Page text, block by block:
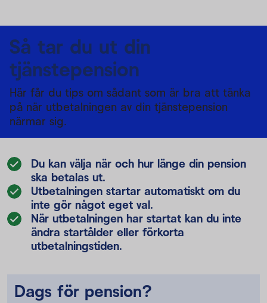
Så tar du ut din
tjänstepension
Här får du tips om sådant som är bra att tänka
på när utbetalningen av din tjänstepension
närmar sig.
Du kan välja när och hur länge din pension
ska betalas ut.
Utbetalningen startar automatiskt om du
inte gör något eget val.
När utbetalningen har startat kan du inte
ändra startålder eller förkorta
utbetalningstiden.
Dags för pension?